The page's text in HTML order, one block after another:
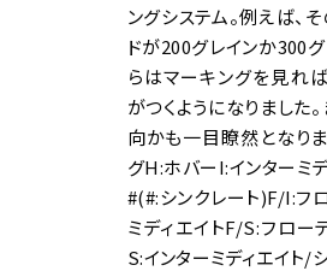
ングシステム。例えば、
ドが200グレインか300
らはマーキングを見れ
がつくようになりました
向かも一目瞭然となり
グH:ホバーI:インターミ
#(#:シンクレート)F/I:フ
ミディエイトF/S:フロ
S:インターミディエイト/